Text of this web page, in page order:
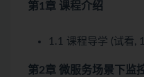
第1章 课程介绍
1.1 课程导学 (试看,
第2章 微服务场景下监